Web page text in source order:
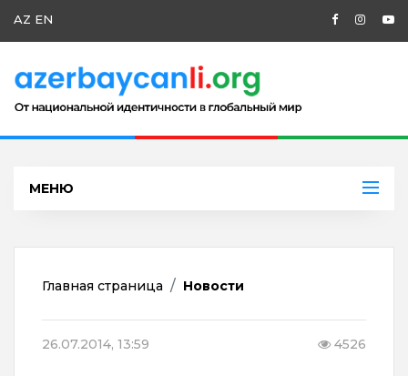
AZ EN
МЕНЮ
Главная страница Новости
26.07.2014, 13:59 4526